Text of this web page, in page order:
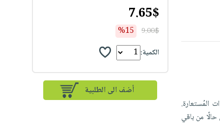
المُستعارة.
من باقي
7.65$
9.00$
%15
الكمية:
أضف الى الطلبية